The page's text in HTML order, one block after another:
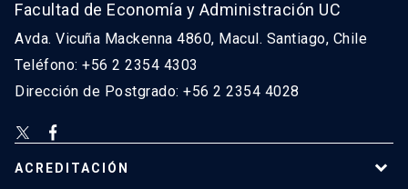
Facultad de Economía y Administración UC
Avda. Vicuña Mackenna 4860, Macul. Santiago, Chile
Teléfono: +56 2 2354 4303
Dirección de Postgrado: +56 2 2354 4028
ACREDITACIÓN